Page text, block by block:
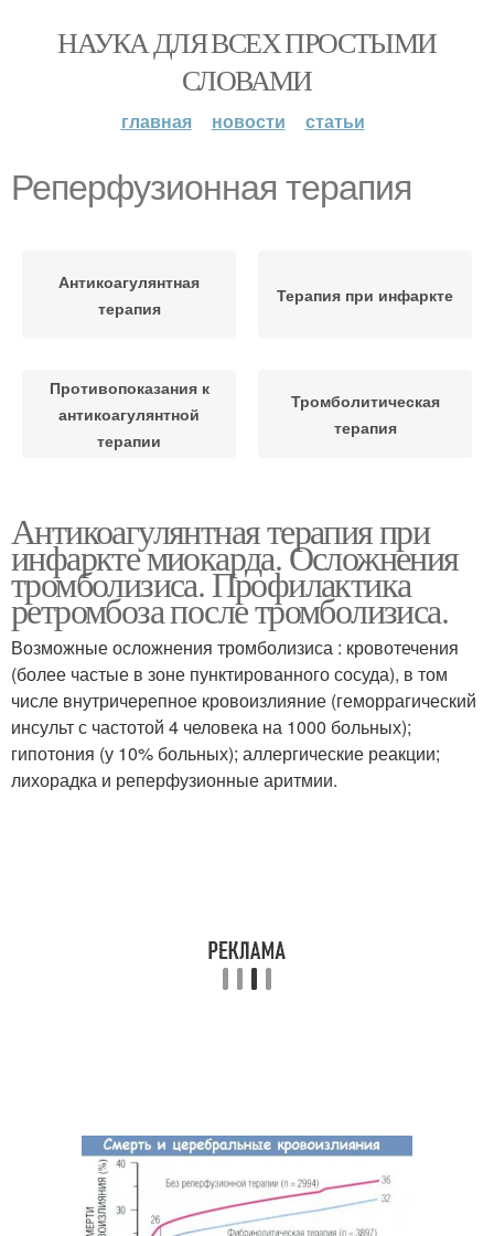
НАУКА ДЛЯ ВСЕХ ПРОСТЫМИ
СЛОВАМИ
главная новости статьи
Реперфузионная терапия
Антикоагулянтная
терапия
Терапия при инфаркте
Противопоказания к
антикоагулянтной
терапии
Тромболитическая
терапия
Антикоагулянтная терапия при
инфаркте миокарда. Осложнения
тромболизиса. Профилактика
ретромбоза после тромболизиса.
Возможные осложнения тромболизиса : кровотечения
(более частые в зоне пунктированного сосуда), в том
числе внутричерепное кровоизлияние (геморрагический
инсульт с частотой 4 человека на 1000 больных);
гипотония (у 10% больных); аллергические реакции;
лихорадка и реперфузионные аритмии.